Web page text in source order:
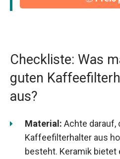
Checkliste: Was
guten
aus?
Material: Achte darauf,
Kaffeefilterhalter aus
besteht. Keramik